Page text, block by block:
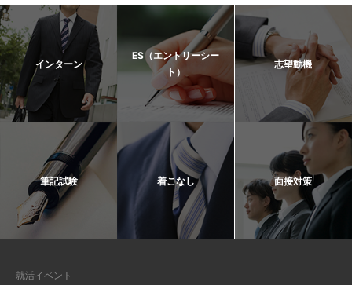
インターン
ES（エントリーシー
ト）
志望動機
筆記試験 着こなし 面接対策
就活イベント